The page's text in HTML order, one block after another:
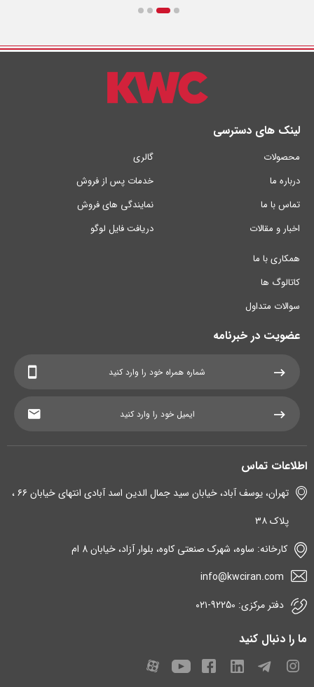
لینک های دسترسی
محصولات
درباره ما
تماس با ما
اخبار و مقالات
گالری
خدمات پس از فروش
نمایندگی های فروش
دریافت فایل لوگو
همکاری با ما
کاتالوگ ها
سوالات متداول
عضویت در خبرنامه
اطلاعات تماس
تهران، یوسف آباد، خیابان سید جمال الدین اسد آبادی انتهای خیابان ۶۶ ،
پلاک ۳۸
کارخانه: ساوه، شهرک صنعتی کاوه، بلوار آزاد، خیابان 8 ام
info@kwciran.com
دفتر مرکزی: 92250-۰۲۱
ما را دنبال کنید